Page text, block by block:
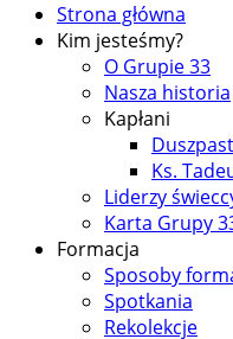
Strona główna
Kim jesteśmy?
O Grupie 33
Nasza historia
Kapłani
Ks.
Liderzy
Karta Grupy
Formacja
Sposoby
Spotkania
Rekolekcje